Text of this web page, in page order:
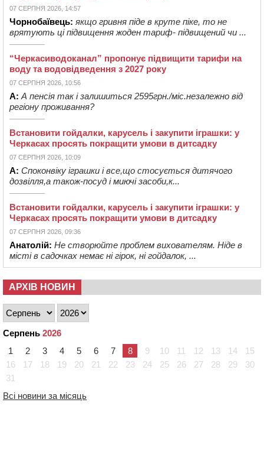
07 СЕРПНЯ 2026, 14:57
Чорнобаївець: якщо гривня піде в круте піке, то не
врятують ці підвищення жоден тариф- підвищений чи ...
“Черкасиводоканал” пропонує підвищити тарифи на
воду та водовідведення з 2027 року
07 СЕРПНЯ 2026, 10:56
А: А пенсія так і залишиться 2595грн./міс.незалежно від
регіону проживання?
Встановити гойдалки, карусель і закупити іграшки: у
Черкасах просять покращити умови в дитсадку
07 СЕРПНЯ 2026, 10:09
А: Споконвіку іграшки і все,що стосується дитячого
дозвілля,а також-посуд і миючі засоби,к...
Встановити гойдалки, карусель і закупити іграшки: у
Черкасах просять покращити умови в дитсадку
07 СЕРПНЯ 2026, 09:36
Анатолій: Не створюйте проблем вихователям. Ніде в
місті в садочках немає ні гірок, ні гойдалок, ...
АРХІВ НОВИН
Серпень 2026
1
2 3 4 5 6 7 8 9 10 11 12 13 14
15
16
17 18 19 20 21 22 23 24 25 26 27 28 29
30
31
Всі новини за місяць